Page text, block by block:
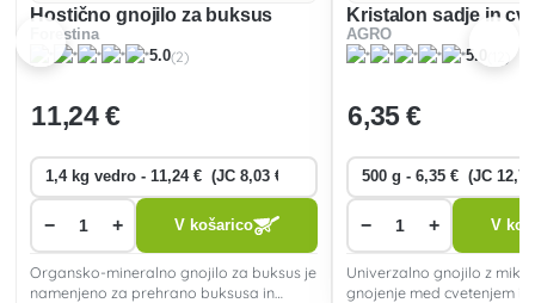
Hostično gnojilo za buksus
Forestina
5.0(2)
11,24 €
− + V košarico
Organsko-mineralno gnojilo za buksus je
namenjeno za prehrano buksusa in
Kristalon sadje in
AGRO
5.0
6,35 €
− + V
Univerzalno gnojilo z
gnojenje med cvetenjem